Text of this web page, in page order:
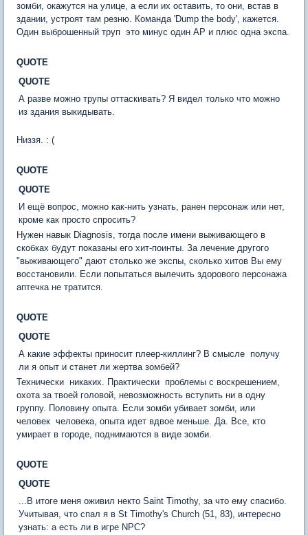
зомби, окажутся на улице, а если их оставить, то они, встав в
здании, устроят там резню. Команда 'Dump the body', кажется.
Один выброшенный труп  это минус один АР и плюс одна экспа.
QUOTE
QUOTE
А разве можно трупы оттаскивать? Я видел только что можно
из здания выкидывать.
Низзя. : (
QUOTE
QUOTE
И ещё вопрос, можно как-нить узнать, ранен персонаж или нет,
кроме как просто спросить?
Нужен навык Diagnosis, тогда после имени выживающего в
скобках будут показаны его хит-поинты. За лечение другого
"выживающего" дают столько же экспы, сколько хитов Вы ему
восстановили. Если попытаться вылечить здорового персонажа 
аптечка не тратится.
QUOTE
QUOTE
А какие эффекты приносит плеер-киллинг? В смысле  получу
ли я опыт и станет ли жертва зомбей?
Технически  никаких. Практически  проблемы с воскрешением,
охота за твоей головой, невозможность вступить ни в одну
группу. Половину опыта. Если зомби убивает зомби, или
человек  человека, опыта идет вдвое меньше. Да. Все, кто
умирает в городе, поднимаются в виде зомби.
QUOTE
QUOTE
...В итоге меня оживил некто Saint Timothy, за что ему спасибо.
Учитывая, что спал я в St Timothy's Church (51, 83), интересно
узнать: а есть ли в игре NPC?